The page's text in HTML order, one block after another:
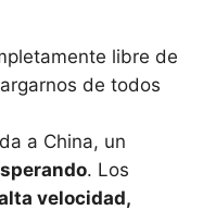
libre de
de todos
a China, un
. Los
velocidad,